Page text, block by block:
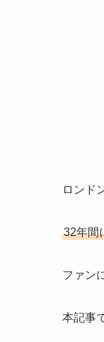
ロンド
32年間
ファン
本記事